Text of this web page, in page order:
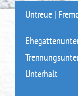
Untreue |
Unterhalt